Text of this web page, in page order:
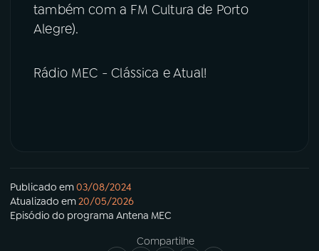
também com a FM Cultura de Porto
Alegre).
Rádio MEC - Clássica e Atual!
Publicado em03/08/2024
Atualizado em20/05/2026
Episódio do programa Antena MEC
Compartilhe